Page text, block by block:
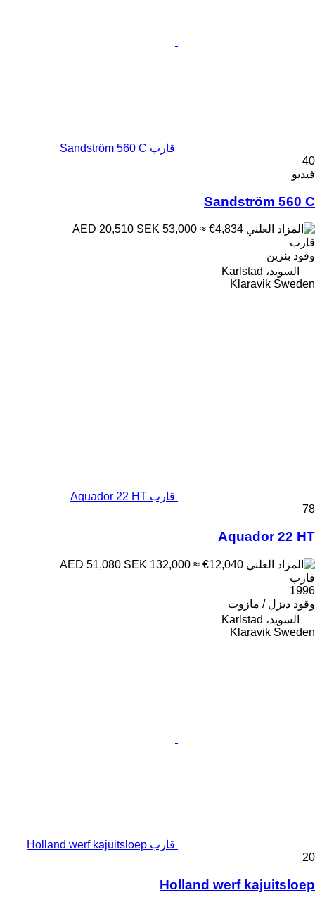
قارب Sandström 560 C
40
فيديو
Sandström 560 C
SEK 53,000 ≈ €4,834
قارب
وقود بنزين
السويد، Karlstad
Klaravik Sweden
قارب Aquador 22 HT
78
Aquador 22 HT
SEK 132,000 ≈ €12,040
قارب
1996
وقود ديزل / مازوت
السويد، Karlstad
Klaravik Sweden
قارب Holland werf kajuitsloep
20
Holland werf kajuitsloep